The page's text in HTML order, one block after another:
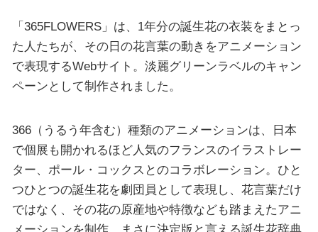
「365FLOWERS」は、1年分の誕生花の衣装をまとっ
た人たちが、その日の花言葉の動きをアニメーション
で表現するWebサイト。淡麗グリーンラベルのキャン
ペーンとして制作されました。
366（うるう年含む）種類のアニメーションは、日本
で個展も開かれるほど人気のフランスのイラストレー
ター、ポール・コックスとのコラボレーション。ひと
つひとつの誕生花を劇団員として表現し、花言葉だけ
ではなく、その花の原産地や特徴なども踏まえたアニ
メーションを制作。まさに決定版と言える誕生花辞典